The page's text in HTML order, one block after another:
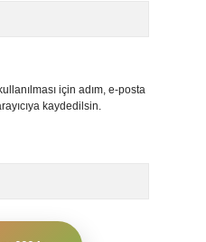
için adım, e-posta
kaydedilsin.